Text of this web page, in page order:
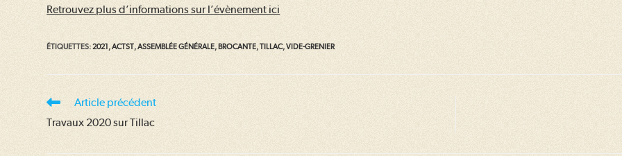
Retrouvez plus d’informations sur l’évènement ici
ÉTIQUETTES:2021,ACTST,ASSEMBLÉE GÉNÉRALE,BROCANTE,TILLAC,VIDE-GRENIER
Read
articles
Article précédent
Travaux 2020 sur Tillac